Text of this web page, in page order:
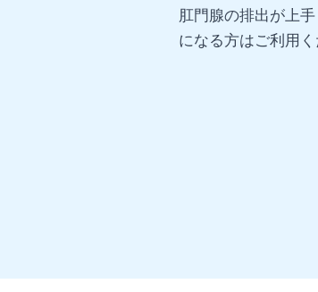
肛門腺の排出が上
になる方はご利用く